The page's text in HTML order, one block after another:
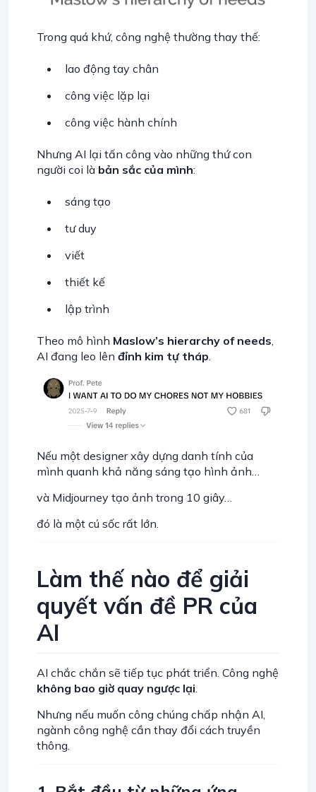
Trong quá khứ, công nghệ thường thay thế:
lao động tay chân
công việc lặp lại
công việc hành chính
Nhưng AI lại tấn công vào những thứ con
người coi là bản sắc của mình:
sáng tạo
tư duy
viết
thiết kế
lập trình
Theo mô hình Maslow’s hierarchy of needs,
AI đang leo lên đỉnh kim tự tháp.
Nếu một designer xây dựng danh tính của
mình quanh khả năng sáng tạo hình ảnh…
và Midjourney tạo ảnh trong 10 giây…
đó là một cú sốc rất lớn.
Làm thế nào để giải
quyết vấn đề PR của
AI
AI chắc chắn sẽ tiếp tục phát triển. Công nghệ
không bao giờ quay ngược lại
Nhưng nếu muốn công chúng chấp nhận AI,
ngành công nghệ cần thay đổi cách truyền
thông.